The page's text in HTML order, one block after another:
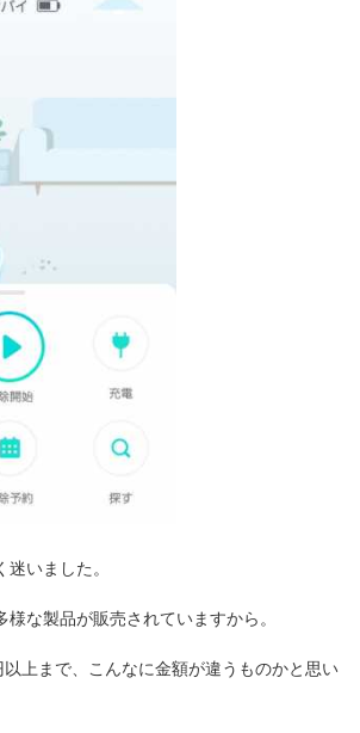
いました。
な製品が販売されていますから。
上まで、こんなに金額が違うものかと思い